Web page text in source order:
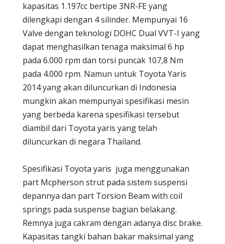
kapasitas 1.197cc bertipe 3NR-FE yang
dilengkapi dengan 4 silinder. Mempunyai 16
Valve dengan teknologi DOHC Dual VVT-I yang
dapat menghasilkan tenaga maksimal 6 hp
pada 6.000 rpm dan torsi puncak 107,8 Nm
pada 4.000 rpm. Namun untuk Toyota Yaris
2014 yang akan diluncurkan di Indonesia
mungkin akan mempunyai spesifikasi mesin
yang berbeda karena spesifikasi tersebut
diambil dari Toyota yaris yang telah
diluncurkan di negara Thailand.
Spesifikasi Toyota yaris juga menggunakan
part Mcpherson strut pada sistem suspensi
depannya dan part Torsion Beam with coil
springs pada suspense bagian belakang.
Remnya juga cakram dengan adanya disc brake.
Kapasitas tangki bahan bakar maksimal yang